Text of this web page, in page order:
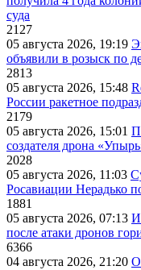
суда
2127
05 августа 2026, 19:19
объявили в розыск по
2813
05 августа 2026, 15:48
России ракетное
2179
05 августа 2026, 15:01
создателя дрона
2028
05 августа 2026, 11:03
Росавиации Нерадько
1881
05 августа 2026, 07:13 И
после атаки дронов
6366
04 августа 2026, 21:20